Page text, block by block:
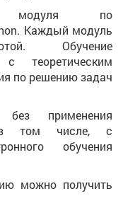
4 модуля по
Каждый модуль
Обучение
с теоретическим
по решению задач
применения
в том числе, с
обучения
можно получить